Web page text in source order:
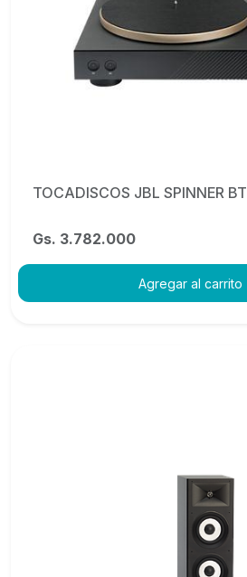
TOCADISCOS JBL SPINNER BT
Gs. 3.782.000
Agregar al carrito